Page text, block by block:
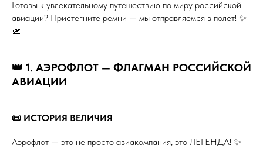
Готовы к увлекательному путешествию по миру российской
авиации? Пристегните ремни — мы отправляемся в полет! ✨
🛫
👑 1. АЭРОФЛОТ — ФЛАГМАН РОССИЙСКОЙ
АВИАЦИИ
📜 ИСТОРИЯ ВЕЛИЧИЯ
Аэрофлот — это не просто авиакомпания, это ЛЕГЕНДА! ✨